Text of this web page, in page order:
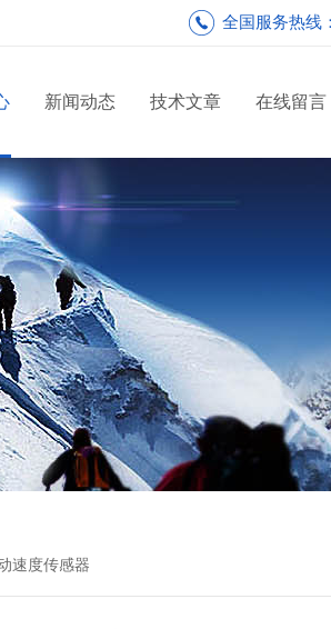
全国服务热线：
新闻动态 技术文章 在线留言
速度传感器